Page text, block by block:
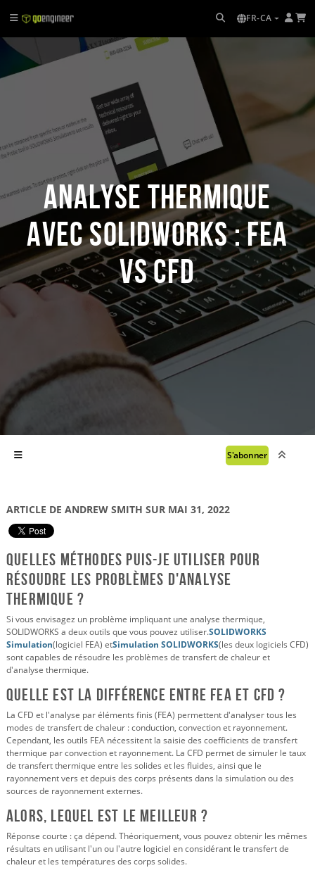
FR-CA
Analyse thermique
avec SOLIDWORKS : FEA
vs CFD
S'abonner
ARTICLE DE ANDREW SMITH SUR MAI 31, 2022
Quelles méthodes puis-je utiliser pour
résoudre les problèmes d'analyse
thermique ?
Si vous envisagez un problème impliquant une analyse thermique,
SOLIDWORKS a deux outils que vous pouvez utiliser.SOLIDWORKS
Simulation(logiciel FEA) etSimulation SOLIDWORKS(les deux logiciels CFD)
sont capables de résoudre les problèmes de transfert de chaleur et
d'analyse thermique.
Quelle est la différence entre FEA et CFD ?
La CFD et l'analyse par éléments finis (FEA) permettent d'analyser tous les
modes de transfert de chaleur : conduction, convection et rayonnement.
Cependant, les outils FEA nécessitent la saisie des coefficients de transfert
thermique par convection et rayonnement. La CFD permet de simuler le taux
de transfert thermique entre les solides et les fluides, ainsi que le
rayonnement vers et depuis des corps présents dans la simulation ou des
sources de rayonnement externes.
Alors, lequel est le meilleur ?
Réponse courte : ça dépend. Théoriquement, vous pouvez obtenir les mêmes
résultats en utilisant l'un ou l'autre logiciel en considérant le transfert de
chaleur et les températures des corps solides.